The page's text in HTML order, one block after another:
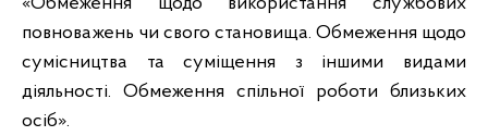
повноважень чи свого становища. Обмеження щодо
сумісництва та суміщення з іншими видами
діяльності. Обмеження спільної роботи близьких
осіб».